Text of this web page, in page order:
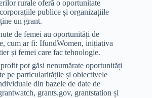
rurale oferă o oportunitate
publice și organizațiile
un grant.
de femei au oportunități de
cum ar fi: IfundWomen, inițiativa
și femei care fac tehnologie.
pot găsi nenumărate oportunități
pe particularitățile și obiectivele
din bazele de date de
grants.gov, grantstation și